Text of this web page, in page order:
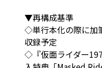
▼再構成基準
◇単行本化の際に加
収録予定
◇『仮面ライダー